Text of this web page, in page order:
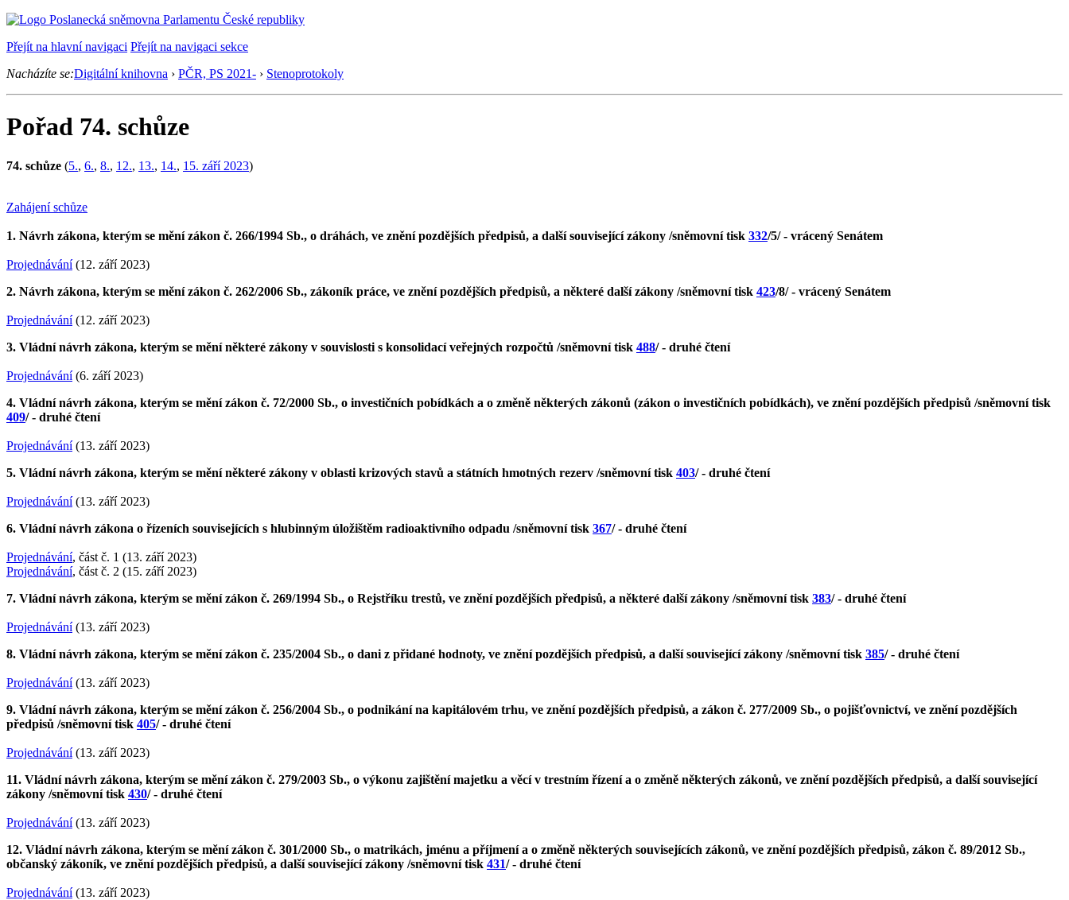
Přejít na hlavní navigaci Přejít na navigaci sekce
Nacházíte se:Digitální knihovna › PČR, PS 2021- › Stenoprotokoly
Pořad 74. schůze
74. schůze (5., 6., 8., 12., 13., 14., 15. září 2023)
Zahájení schůze
1. Návrh zákona, kterým se mění zákon č. 266/1994 Sb., o dráhách, ve znění pozdějších předpisů, a další související zákony /sněmovní tisk 332/5/ - vrácený Senátem
Projednávání(12. září 2023)
2. Návrh zákona, kterým se mění zákon č. 262/2006 Sb., zákoník práce, ve znění pozdějších předpisů, a některé další zákony /sněmovní tisk 423/8/ - vrácený Senátem
Projednávání(12. září 2023)
3. Vládní návrh zákona, kterým se mění některé zákony v souvislosti s konsolidací veřejných rozpočtů /sněmovní tisk 488/ - druhé čtení
Projednávání(6. září 2023)
4. Vládní návrh zákona, kterým se mění zákon č. 72/2000 Sb., o investičních pobídkách a o změně některých zákonů (zákon o investičních pobídkách), ve znění pozdějších předpisů /sněmovní tisk
409/ - druhé čtení
Projednávání(13. září 2023)
5. Vládní návrh zákona, kterým se mění některé zákony v oblasti krizových stavů a státních hmotných rezerv /sněmovní tisk 403/ - druhé čtení
Projednávání(13. září 2023)
6. Vládní návrh zákona o řízeních souvisejících s hlubinným úložištěm radioaktivního odpadu /sněmovní tisk 367/ - druhé čtení
Projednávání, část č. 1 (13. září 2023)
Projednávání, část č. 2 (15. září 2023)
7. Vládní návrh zákona, kterým se mění zákon č. 269/1994 Sb., o Rejstříku trestů, ve znění pozdějších předpisů, a některé další zákony /sněmovní tisk 383/ - druhé čtení
Projednávání(13. září 2023)
8. Vládní návrh zákona, kterým se mění zákon č. 235/2004 Sb., o dani z přidané hodnoty, ve znění pozdějších předpisů, a další související zákony /sněmovní tisk 385/ - druhé čtení
Projednávání(13. září 2023)
9. Vládní návrh zákona, kterým se mění zákon č. 256/2004 Sb., o podnikání na kapitálovém trhu, ve znění pozdějších předpisů, a zákon č. 277/2009 Sb., o pojišťovnictví, ve znění pozdějších
předpisů /sněmovní tisk 405/ - druhé čtení
Projednávání(13. září 2023)
11. Vládní návrh zákona, kterým se mění zákon č. 279/2003 Sb., o výkonu zajištění majetku a věcí v trestním řízení a o změně některých zákonů, ve znění pozdějších předpisů, a další související
zákony /sněmovní tisk 430/ - druhé čtení
Projednávání(13. září 2023)
12. Vládní návrh zákona, kterým se mění zákon č. 301/2000 Sb., o matrikách, jménu a příjmení a o změně některých souvisejících zákonů, ve znění pozdějších předpisů, zákon č. 89/2012 Sb.,
občanský zákoník, ve znění pozdějších předpisů, a další související zákony /sněmovní tisk 431/ - druhé čtení
Projednávání(13. září 2023)